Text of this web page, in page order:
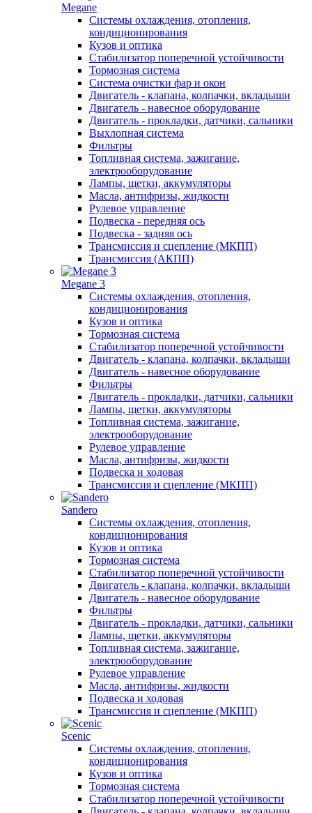
Megane
Системы охлаждения, отопления,
кондиционирования
Кузов и оптика
Стабилизатор поперечной устойчивости
Тормозная система
Система очистки фар и окон
Двигатель - клапана, колпачки, вкладыши
Двигатель - навесное оборудование
Двигатель - прокладки, датчики, сальники
Выхлопная система
Фильтры
Топливная система, зажигание,
электрооборудование
Лампы, щетки, аккумуляторы
Масла, антифризы, жидкости
Рулевое управление
Подвеска - передняя ось
Подвеска - задняя ось
Трансмиссия и сцепление (МКПП)
Трансмиссия (АКПП)
Megane 3
Системы охлаждения, отопления,
кондиционирования
Кузов и оптика
Тормозная система
Стабилизатор поперечной устойчивости
Двигатель - клапана, колпачки, вкладыши
Двигатель - навесное оборудование
Фильтры
Двигатель - прокладки, датчики, сальники
Лампы, щетки, аккумуляторы
Топливная система, зажигание,
электрооборудование
Рулевое управление
Масла, антифризы, жидкости
Подвеска и ходовая
Трансмиссия и сцепление (МКПП)
Sandero
Системы охлаждения, отопления,
кондиционирования
Кузов и оптика
Тормозная система
Стабилизатор поперечной устойчивости
Двигатель - клапана, колпачки, вкладыши
Двигатель - навесное оборудование
Фильтры
Двигатель - прокладки, датчики, сальники
Лампы, щетки, аккумуляторы
Топливная система, зажигание,
электрооборудование
Рулевое управление
Масла, антифризы, жидкости
Подвеска и ходовая
Трансмиссия и сцепление (МКПП)
Scenic
Системы охлаждения, отопления,
кондиционирования
Кузов и оптика
Тормозная система
Стабилизатор поперечной устойчивости